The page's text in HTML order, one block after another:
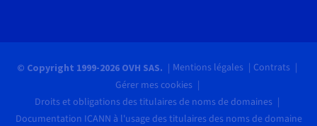
© Copyright 1999-2026 OVH SAS. Mentions légales
Contrats
Gérer mes cookies
Droits et obligations des titulaires de noms de domaines
Documentation ICANN à l'usage des titulaires des noms de domaine